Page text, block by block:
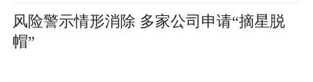
风险警示情形消除 多家公司申请“摘星脱
帽”